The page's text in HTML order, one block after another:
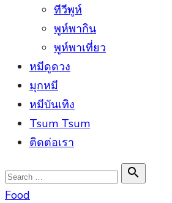
ทีวีพูห์
พูห์พากิน
พูห์พาเที่ยว
หมีดูดวง
มุกหมี
หมีบันเทิง
Tsum Tsum
ติดต่อเรา
Search
for:

Search
Food